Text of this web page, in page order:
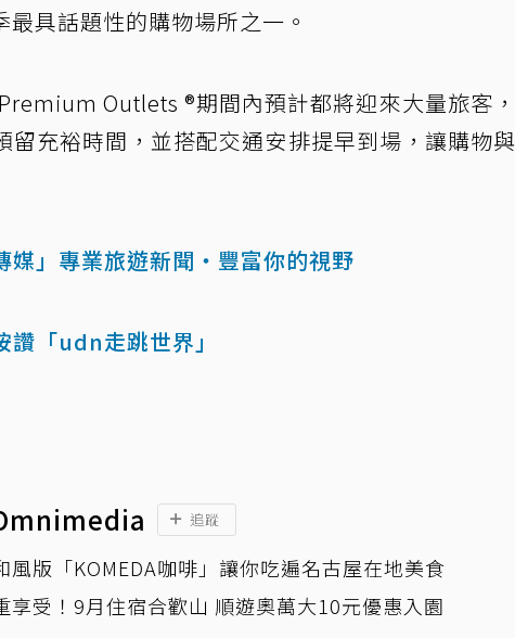
具話題性的購物場所之一。
Outlets ®期間內預計都將迎來大量旅客，
充裕時間，並搭配交通安排提早到場，讓購物與
媒」專業旅遊新聞‧豐富你的視野
讚「udn走跳世界」
追蹤
風版「KOMEDA咖啡」讓你吃遍名古屋在地美食
享受！9月住宿合歡山 順遊奧萬大10元優惠入園